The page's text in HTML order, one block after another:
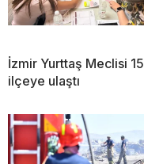
İzmir Yurttaş Meclisi 15
ilçeye ulaştı